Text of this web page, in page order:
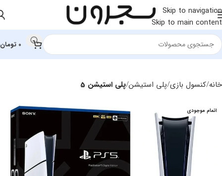
Skip to navigation
Skip to main content
0 تومان
خانه کنسول بازی پلی استیشن پلی استیشن 5
اتمام موجودی